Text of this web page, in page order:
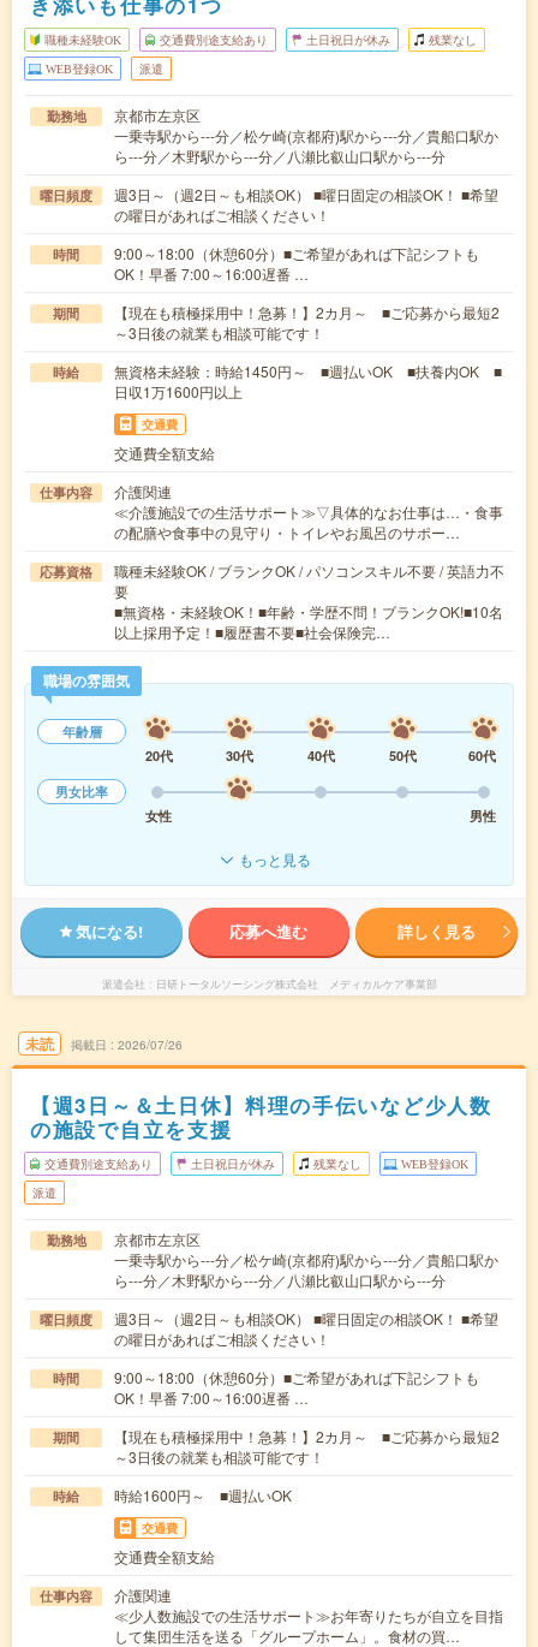
職種未経験OK 交通費別途支給あり 土日祝日が休み 残業なし
WEB登録OK 派遣
勤務地
京都市左京区
一乗寺駅から---分／松ケ崎(京都府)駅から---分／貴船口駅か
ら---分／木野駅から---分／八瀬比叡山口駅から---分
曜日頻度
週3日～（週2日～も相談OK） ■曜日固定の相談OK！ ■希望
の曜日があればご相談ください！
時間
9:00～18:00（休憩60分）■ご希望があれば下記シフトも
OK！早番 7:00～16:00遅番 …
期間
【現在も積極採用中！急募！】2カ月～ ■ご応募から最短2
～3日後の就業も相談可能です！
時給
無資格未経験：時給1450円～ ■週払いOK ■扶養内OK ■
日収1万1600円以上
交通費
交通費全額支給
仕事内容
介護関連
≪介護施設での生活サポート≫▽具体的なお仕事は…・食事
の配膳や食事中の見守り・トイレやお風呂のサポー…
応募資格
職種未経験OK / ブランクOK / パソコンスキル不要 / 英語力不
要
■無資格・未経験OK！■年齢・学歴不問！ブランクOK!■10名
以上採用予定！■履歴書不要■社会保険完…
職場の雰囲気
年齢層
20代
30代 40代 50代
60代
男女比率
女性
男性
もっと見る
気になる! 応募へ進む 詳しく見る
派遣会社 日研トータルソーシング株式会社 メディカルケア事業部
未読 掲載日 2026/07/26
【週3日～＆土日休】料理の手伝いなど少人数
の施設で自立を支援
交通費別途支給あり 土日祝日が休み 残業なし WEB登録OK
派遣
勤務地
京都市左京区
一乗寺駅から---分／松ケ崎(京都府)駅から---分／貴船口駅か
ら---分／木野駅から---分／八瀬比叡山口駅から---分
曜日頻度
週3日～（週2日～も相談OK） ■曜日固定の相談OK！ ■希望
の曜日があればご相談ください！
時間
9:00～18:00（休憩60分）■ご希望があれば下記シフトも
OK！早番 7:00～16:00遅番 …
期間
【現在も積極採用中！急募！】2カ月～ ■ご応募から最短2
～3日後の就業も相談可能です！
時給 時給1600円～ ■週払いOK
交通費
交通費全額支給
仕事内容
介護関連
≪少人数施設での生活サポート≫お年寄りたちが自立を目指
して集団生活を送る「グループホーム」。食材の買…